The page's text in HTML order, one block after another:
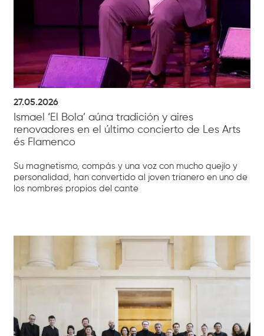
27.05.2026
Ismael ‘El Bola’ aúna tradición y aires
renovadores en el último concierto de Les Arts
és Flamenco
Su magnetismo, compás y una voz con mucho quejío y
personalidad, han convertido al joven trianero en uno de
los nombres propios del cante